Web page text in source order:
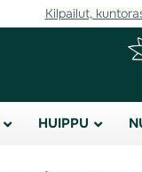
Kilpailut,
HUIPPU